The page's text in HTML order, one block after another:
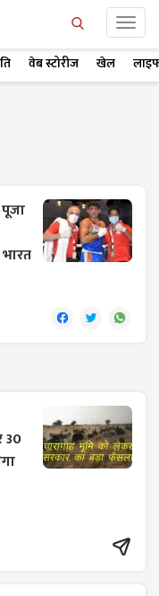
वेब स्टोरीज खेल
पूजा
30